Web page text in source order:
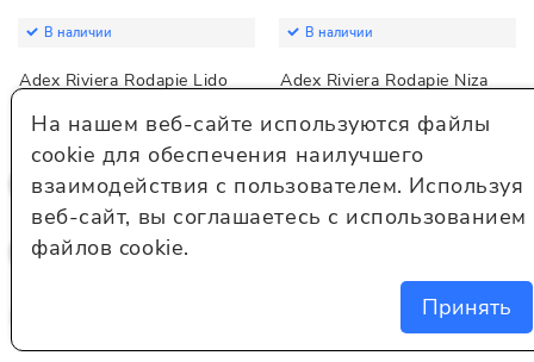
В наличии
Adex Riviera Rodapie Lido
Цвет: белый
744 руб./шт.
В наличии
Adex Riviera Rodapie Niza
Цвет: зеленый
744 руб./шт.
На нашем веб-сайте используются файлы
cookie для обеспечения наилучшего
взаимодействия с пользователем. Используя
веб-сайт, вы соглашаетесь с использованием
файлов cookie.
Принять